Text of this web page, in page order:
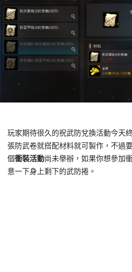
玩家期待很久的祝武防兌換活動今天
張防武卷就搭配材料就可製作，不過
個衝裝活動尚未舉辦，如果你想參加
意一下身上剩下的武防捲。